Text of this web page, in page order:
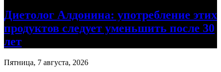
Диетолог Алдонина: употребление этих
продуктов следует уменьшить после 30
лет
Пятница, 7 августа, 2026